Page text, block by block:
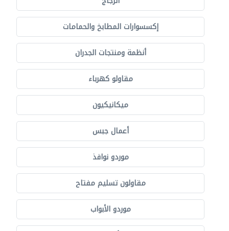
إكسسوارات المطابخ والحمامات
أنظمة ومنتجات الجدران
مقاولو كهرباء
ميكانيكيون
أعمال جبس
موردو نوافذ
مقاولون تسليم مفتاح
موردو الأبواب